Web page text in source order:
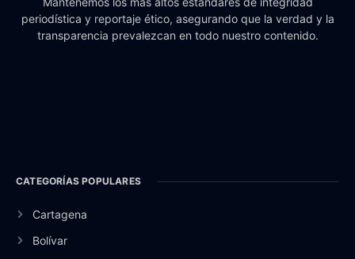
periodística y reportaje ético, asegurando que la verdad y la
transparencia prevalezcan en todo nuestro contenido.
CATEGORÍAS POPULARES
Cartagena
Bolívar